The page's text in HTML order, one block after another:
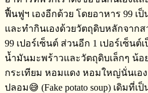
ฟื้นฟูฯ​ เองอีกด้วย​ โดยอาหาร​ 99​ เ
และทำกินเองด้วยวัตถุดิบหลักจาก
99​ เปอร์เซ็นต์​ ส่วนอีก​ 1 เปอร์เซ็นต์​
น้ำมันมะพร้าว​และวัตถุดิบเล็กๆ​ น้อ
กระเทียม​ หอมแดง​ หอมใหญ่นั่นเอ
ปลอม😅​ (Fake potato soup) เดิมที่เ